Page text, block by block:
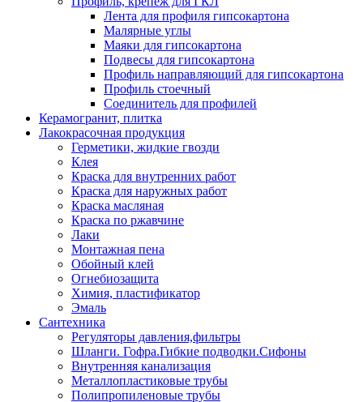
Лента для профиля гипсокартона
Малярные углы
Маяки для гипсокартона
Подвесы для гипсокартона
Профиль направляющий для гипсокартона
Профиль стоечный
Соединитель для профилей
Керамогранит, плитка
Лакокрасочная продукция
Герметики, жидкие гвозди
Клея
Краска для внутренних работ
Краска для наружных работ
Краска масляная
Краска по ржавчине
Лаки
Монтажная пена
Обойный клей
Огнебиозащита
Химия, пластификатор
Эмаль
Сантехника
Регуляторы давления,фильтры
Шланги. Гофра.Гибкие подводки.Сифоны
Внутренняя канализация
Металлопластиковые трубы
Полипропиленовые трубы